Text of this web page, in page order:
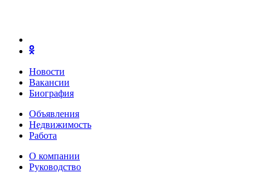
Новости
Вакансии
Биография
Объявления
Недвижимость
Работа
О компании
Руководство